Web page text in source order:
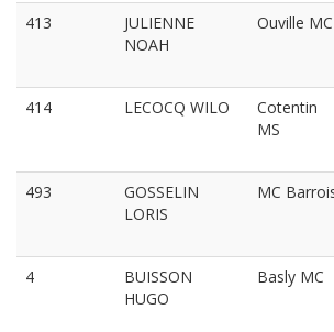
413
JULIENNE
NOAH
Ouville MC
414 LECOCQ WILO
Cotentin
MS
493
GOSSELIN
LORIS
MC
4
BUISSON
HUGO
Basly MC